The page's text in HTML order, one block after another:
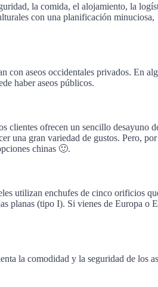
la comida, el alojamiento, la
con una planificación minuciosa,
con aseos occidentales privados. En
haber aseos públicos.
clientes ofrecen un sencillo desayuno
una gran variedad de gustos. Pero, por
chinas 🙂.
utilizan enchufes de cinco orificios
planas (tipo I). Si vienes de Europa o
la comodidad y la seguridad de los